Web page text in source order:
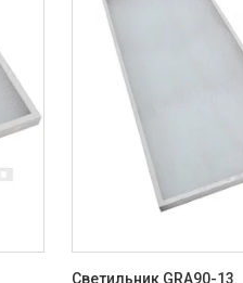
Светильник GRA90-13